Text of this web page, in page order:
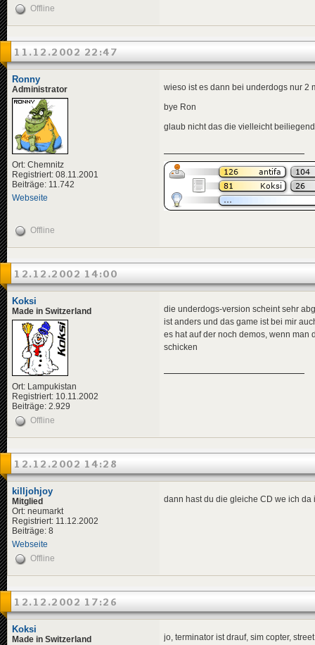
Offline
11.12.2002 22:47
Ronny
Administrator
Ort: Chemnitz
Registriert: 08.11.2001
Beiträge: 11.742
Webseite
wieso ist es dann bei underdogs nur 2
bye Ron
glaub nicht das die vielleicht
Offline
12.12.2002 14:00
Koksi
Made in Switzerland
Ort: Lampukistan
Registriert: 10.11.2002
Beiträge: 2.929
die underdogs-version scheint sehr
ist anders und das game ist bei mir
es hat auf der noch demos, wenn man
schicken
Offline
12.12.2002 14:28
killjohjoy
Mitglied
Ort: neumarkt
Registriert: 11.12.2002
Beiträge: 8
Webseite
dann hast du die gleiche CD we ich
Offline
12.12.2002 17:26
Koksi
Made in Switzerland jo, terminator ist drauf, sim copter,